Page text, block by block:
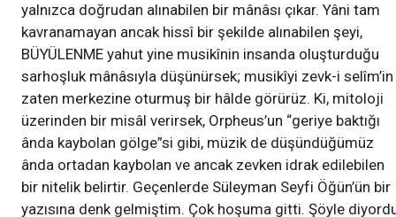
yalnızca doğrudan alınabilen bir mânâsı çıkar. Yâni tam
kavranamayan ancak hissî bir şekilde alınabilen şeyi,
BÜYÜLENME yahut yine musikînin insanda oluşturduğu
sarhoşluk mânâsıyla düşünürsek; musikîyi zevk-i selîm’in
zaten merkezine oturmuş bir hâlde görürüz. Ki, mitoloji
üzerinden bir misâl verirsek, Orpheus’un “geriye baktığı
ânda kaybolan gölge”si gibi, müzik de düşündüğümüz
ânda ortadan kaybolan ve ancak zevken idrak edilebilen
bir nitelik belirtir. Geçenlerde Süleyman Seyfi Öğün’ün bir
yazısına denk gelmiştim. Çok hoşuma gitti. Şöyle